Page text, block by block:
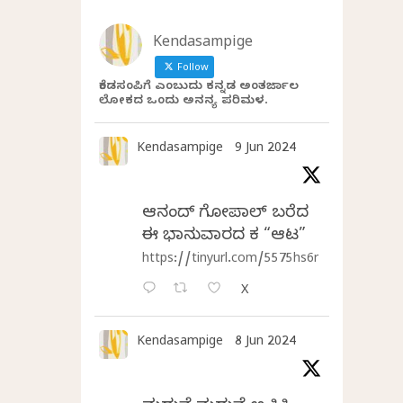
Kendasampige
Follow
ಕೆಂಡಸಂಪಿಗೆ ಎಂಬುದು ಕನ್ನಡ ಅಂತರ್ಜಾಲ
ಲೋಕದ ಒಂದು ಅನನ್ಯ ಪರಿಮಳ.
Kendasampige 9 Jun 2024
ಆನಂದ್‌ ಗೋಪಾಲ್‌ ಬರೆದ
ಈ ಭಾನುವಾರದ ಕತೆ “ಆಟ”
https://tinyurl.com/5575hs6r
X
Kendasampige 8 Jun 2024